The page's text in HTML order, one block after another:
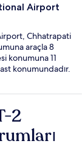
Airport
Chhatrapati
araçla 8
konumuna 11
konumundadır.
2